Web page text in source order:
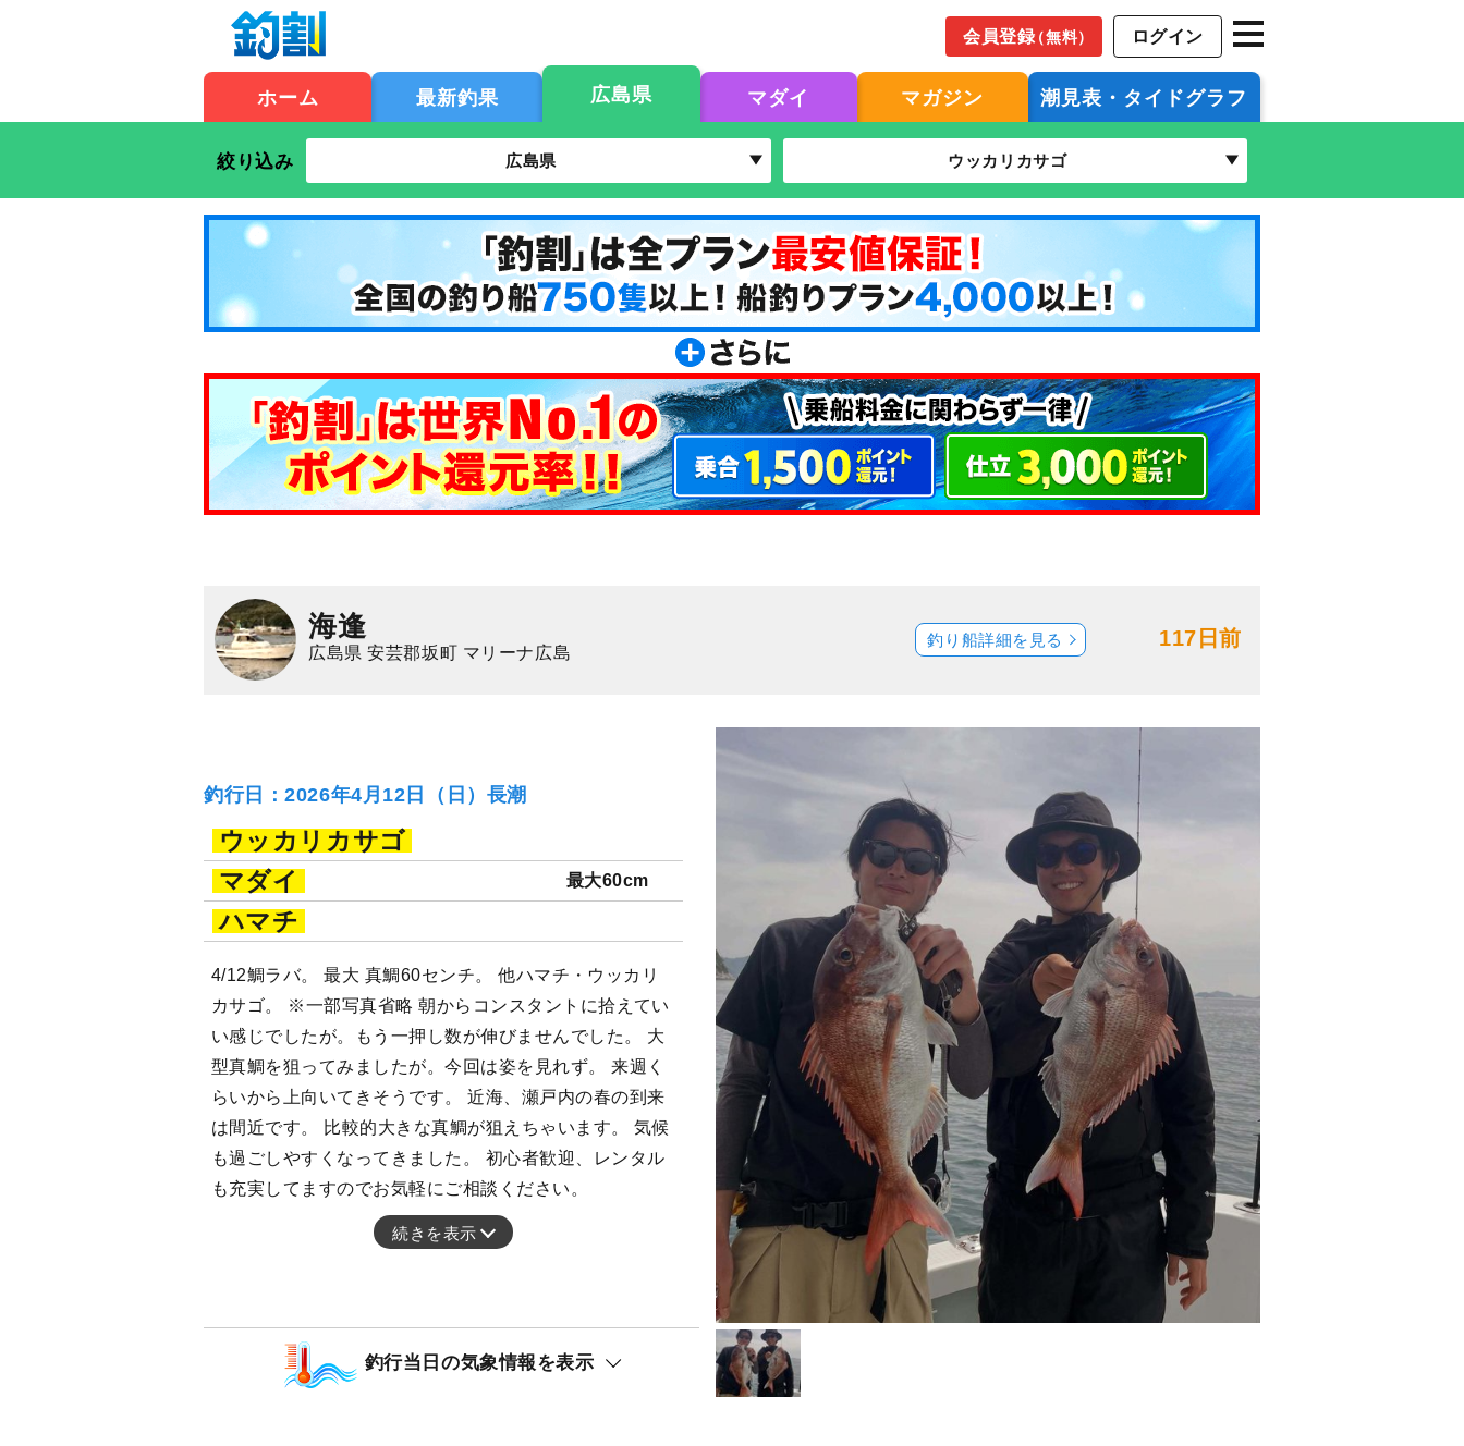
会員登録（無料） ログイン
ホーム 最新釣果 広島県 マダイ マガジン 潮見表・タイドグラフ
絞り込み 広島県 ウッカリカサゴ
海逢
広島県 安芸郡坂町 マリーナ広島
117日前
釣り船詳細を見る
釣行日：2026年4月12日（日）長潮
ウッカリカサゴ
マダイ
最大60cm
ハマチ
4/12鯛ラバ。 最大 真鯛60センチ。 他ハマチ・ウッカリ
カサゴ。 ※一部写真省略 朝からコンスタントに拾えてい
い感じでしたが。もう一押し数が伸びませんでした。 大
型真鯛を狙ってみましたが。今回は姿を見れず。 来週く
らいから上向いてきそうです。 近海、瀬戸内の春の到来
は間近です。 比較的大きな真鯛が狙えちゃいます。 気候
も過ごしやすくなってきました。 初心者歓迎、レンタル
も充実してますのでお気軽にご相談ください。
続きを表示
釣行当日の気象情報を表示